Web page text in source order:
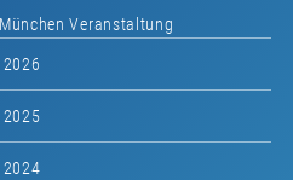
Veranstaltung
2026
2025
2024